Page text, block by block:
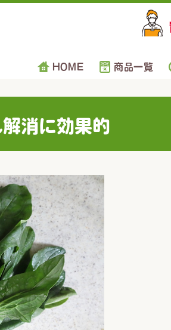
HOME 商品一覧
消に効果的